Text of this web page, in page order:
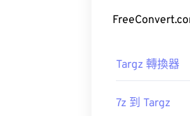
Targz 轉換器
7z 到 Targz